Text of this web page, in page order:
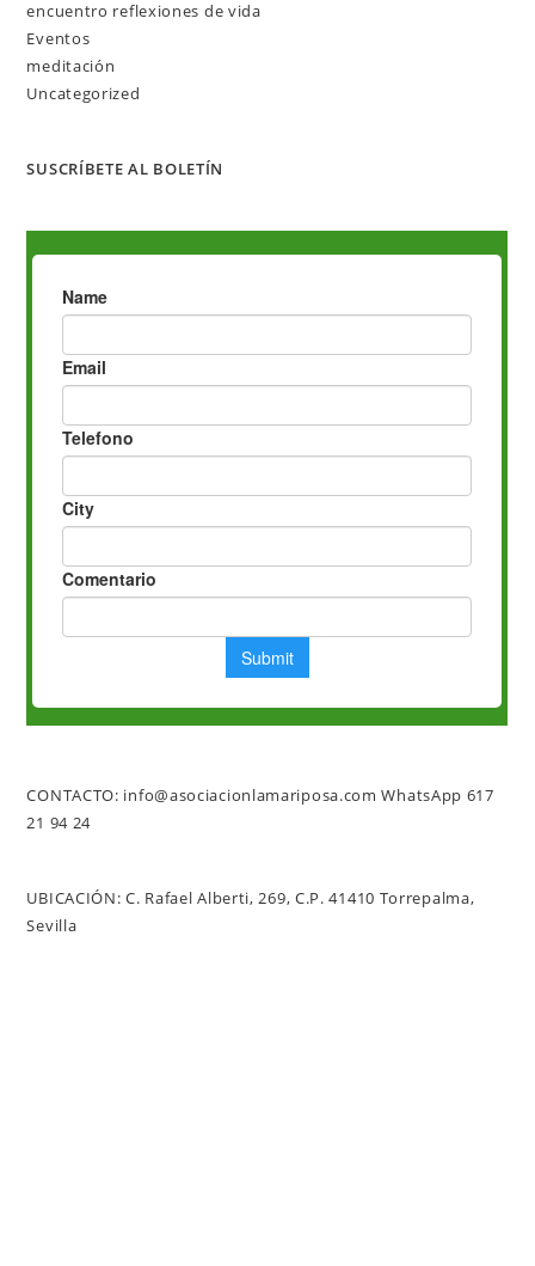
encuentro reflexiones de vida
Eventos
meditación
Uncategorized
SUSCRÍBETE AL BOLETÍN
CONTACTO: info@asociacionlamariposa.com WhatsApp 617
21 94 24
UBICACIÓN: C. Rafael Alberti, 269, C.P. 41410 Torrepalma,
Sevilla